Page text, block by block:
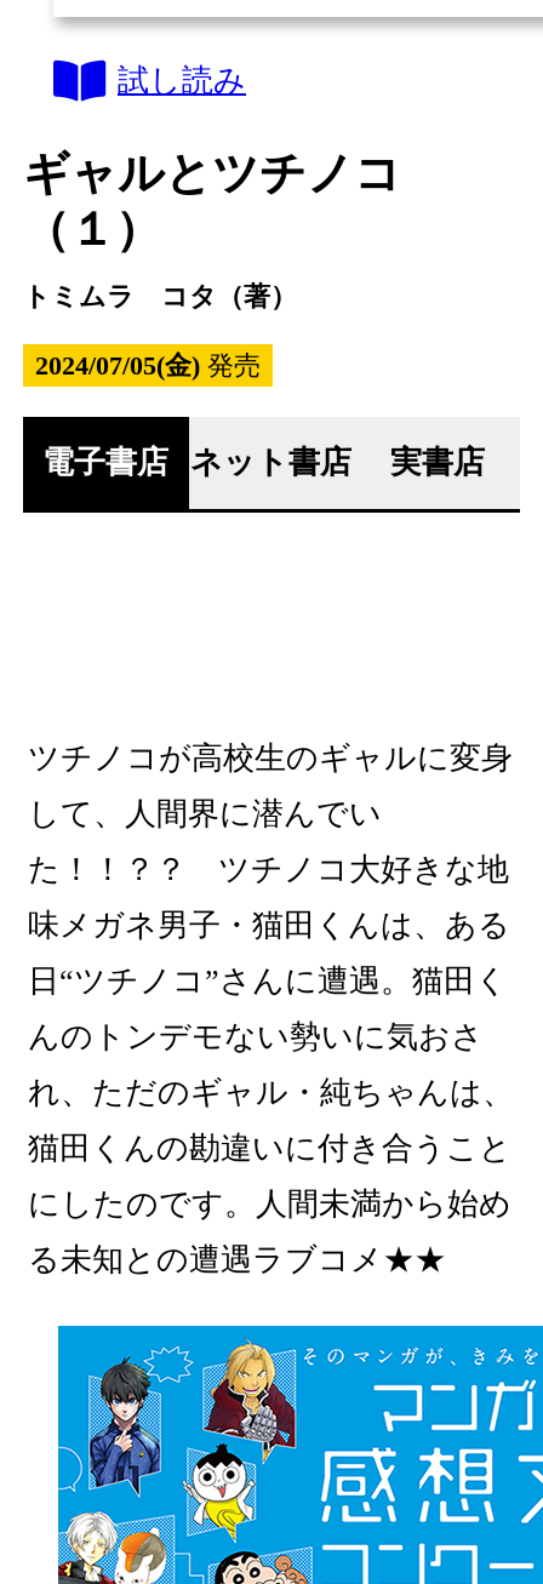
試し読み
ギャルとツチノコ
（１）
トミムラ コタ（著）
2024/07/05(金)発売
電子書店 ネット書店 実書店
ツチノコが高校生のギャルに変身
して、人間界に潜んでい
た！！？？ ツチノコ大好きな地
味メガネ男子・猫田くんは、ある
日“ツチノコ”さんに遭遇。猫田く
んのトンデモない勢いに気おさ
れ、ただのギャル・純ちゃんは、
猫田くんの勘違いに付き合うこと
にしたのです。人間未満から始め
る未知との遭遇ラブコメ★★